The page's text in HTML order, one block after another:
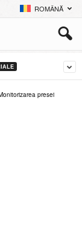
ROMÂNĂ
presei